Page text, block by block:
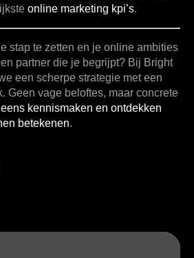
online marketing kpi’s.
stap te zetten en je online ambities
partner die je begrijpt? Bij Bright
een scherpe strategie met een
Geen vage beloftes, maar concrete
kennismaken en ontdekken
betekenen.